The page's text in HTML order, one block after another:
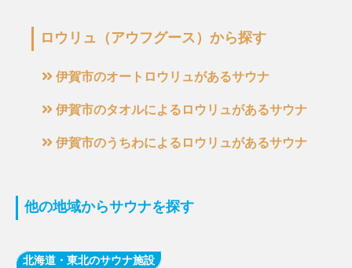
ロウリュ（アウフグース）から探す
伊賀市のオートロウリュがあるサウナ
伊賀市のタオルによるロウリュがあるサウナ
伊賀市のうちわによるロウリュがあるサウナ
他の地域からサウナを探す
北海道・東北のサウナ施設